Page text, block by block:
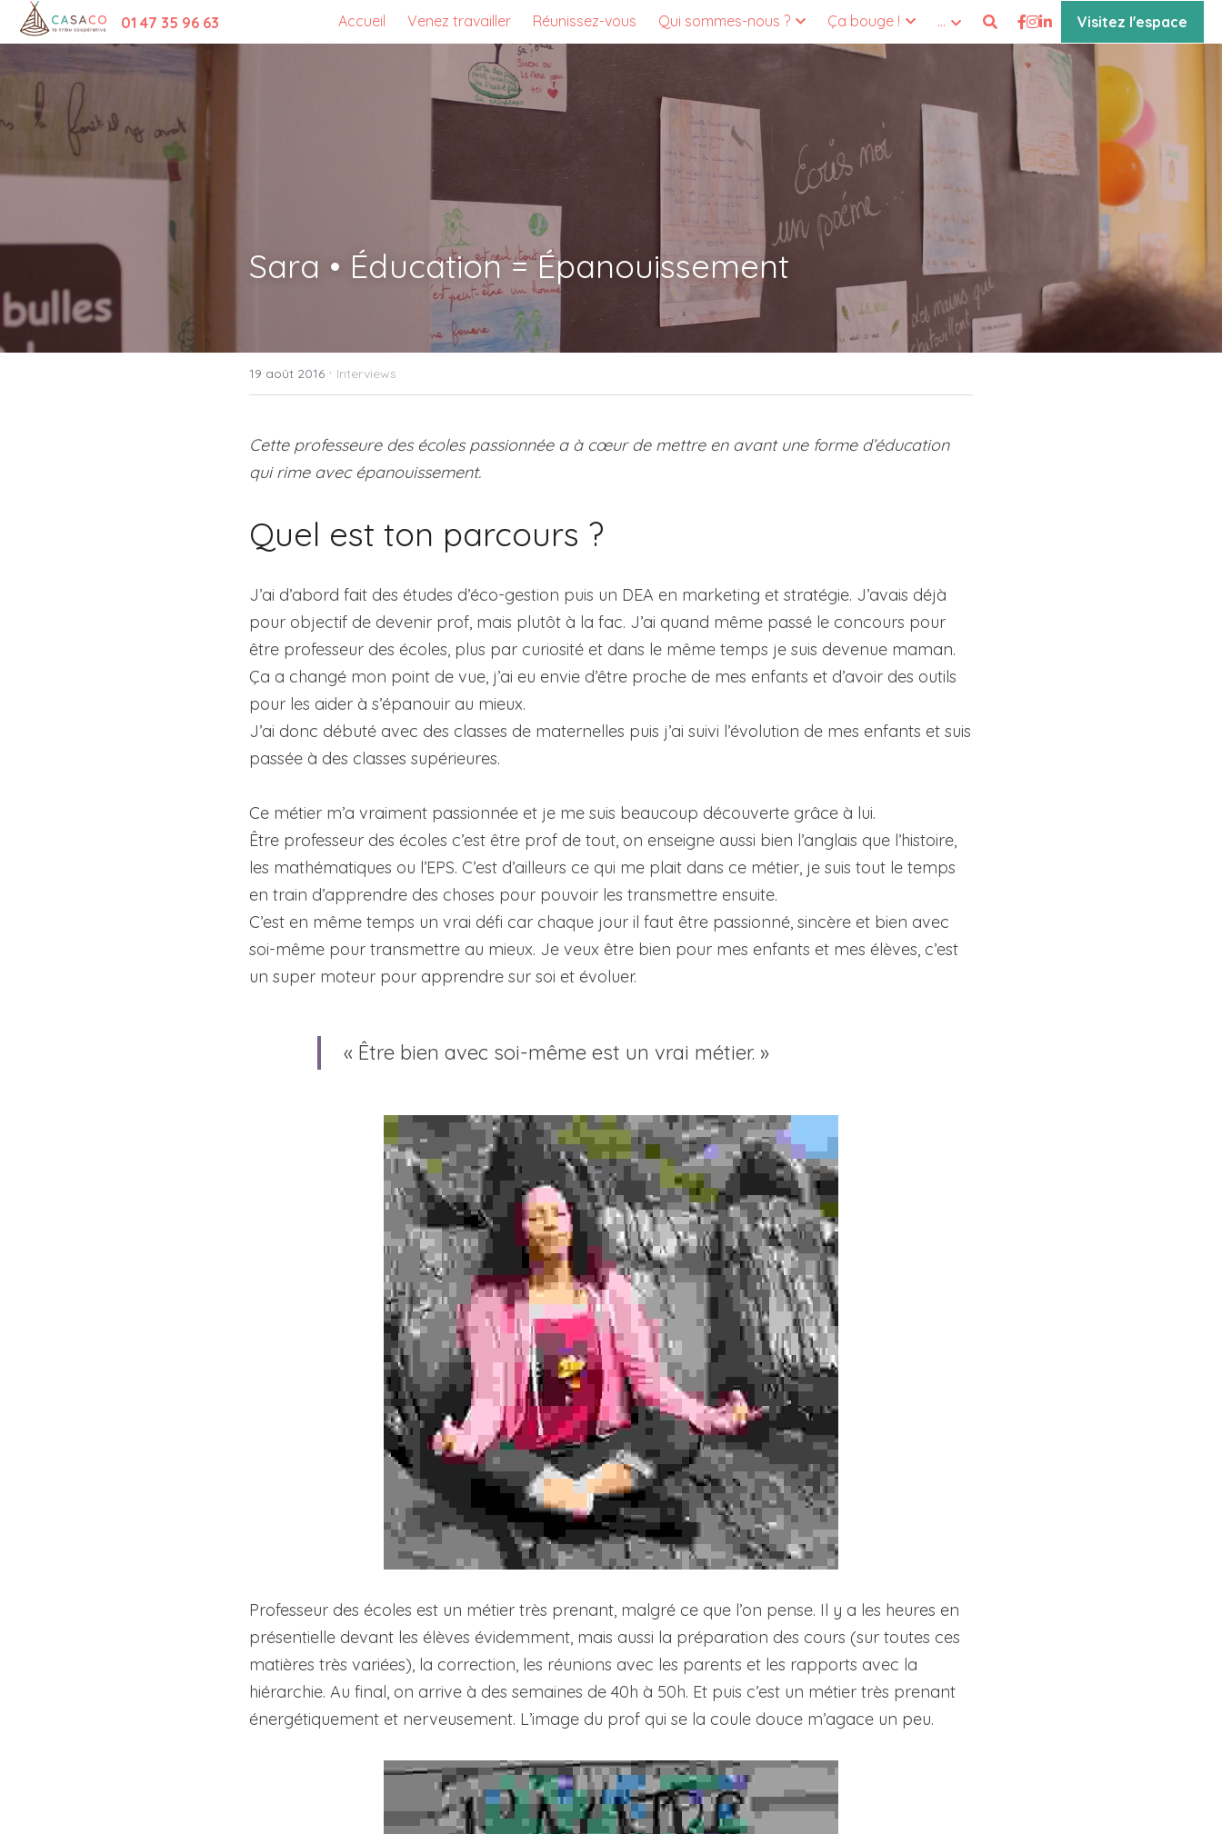
01 47 35 96 63 Accueil Venez travailler Réunissez-vous Qui sommes-nous ? Ça bouge ! … Visitez l'espace
Sara • Éducation = Épanouissement
19 août 2016 · Interviews
Cette professeure des écoles passionnée a à cœur de mettre en avant une forme d’éducation
qui rime avec épanouissement.
Quel est ton parcours ?
J’ai d’abord fait des études d’éco-gestion puis un DEA en marketing et stratégie. J’avais déjà
pour objectif de devenir prof, mais plutôt à la fac. J’ai quand même passé le concours pour
être professeur des écoles, plus par curiosité et dans le même temps je suis devenue maman.
Ça a changé mon point de vue, j’ai eu envie d’être proche de mes enfants et d’avoir des outils
pour les aider à s’épanouir au mieux.
J’ai donc débuté avec des classes de maternelles puis j’ai suivi l’évolution de mes enfants et suis
passée à des classes supérieures.
Ce métier m’a vraiment passionnée et je me suis beaucoup découverte grâce à lui.
Être professeur des écoles c’est être prof de tout, on enseigne aussi bien l’anglais que l’histoire,
les mathématiques ou l’EPS. C’est d’ailleurs ce qui me plait dans ce métier, je suis tout le temps
en train d’apprendre des choses pour pouvoir les transmettre ensuite.
C’est en même temps un vrai défi car chaque jour il faut être passionné, sincère et bien avec
soi-même pour transmettre au mieux. Je veux être bien pour mes enfants et mes élèves, c’est
un super moteur pour apprendre sur soi et évoluer.
« Être bien avec soi-même est un vrai métier. »
Professeur des écoles est un métier très prenant, malgré ce que l’on pense. Il y a les heures en
présentielle devant les élèves évidemment, mais aussi la préparation des cours (sur toutes ces
matières très variées), la correction, les réunions avec les parents et les rapports avec la
hiérarchie. Au final, on arrive à des semaines de 40h à 50h. Et puis c’est un métier très prenant
énergétiquement et nerveusement. L’image du prof qui se la coule douce m’agace un peu.